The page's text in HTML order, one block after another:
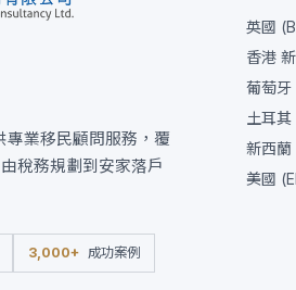
專業移民顧問服務，覆
稅務規劃到安家落戶
3,000+ 成功案例
英國
香港
葡萄
土耳其
新西蘭
美國